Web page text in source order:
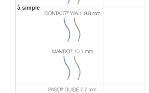
à simple